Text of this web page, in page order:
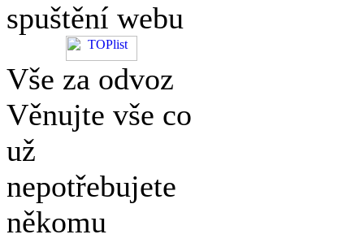
spuštění webu
Vše za odvoz
Věnujte vše co
už
nepotřebujete
někomu